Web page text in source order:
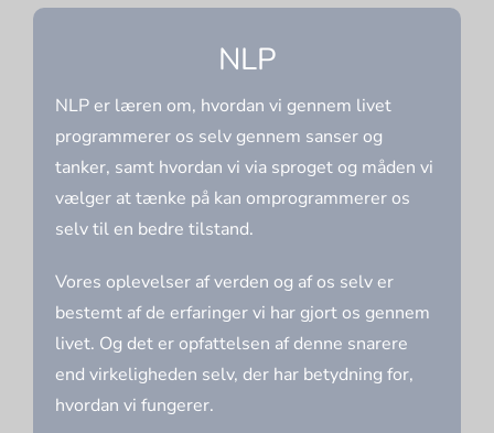
NLP
NLP er læren om, hvordan vi gennem livet
programmerer os selv gennem sanser og
tanker, samt hvordan vi via sproget og måden vi
vælger at tænke på kan omprogrammerer os
selv til en bedre tilstand.
Vores oplevelser af verden og af os selv er
bestemt af de erfaringer vi har gjort os gennem
livet. Og det er opfattelsen af denne snarere
end virkeligheden selv, der har betydning for,
hvordan vi fungerer.